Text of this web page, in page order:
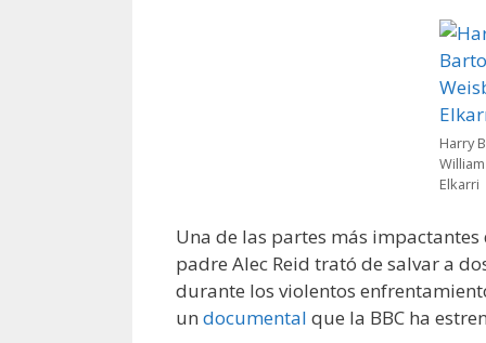
Harry
Elkarri
Una de las partes más
padre Alec Reid trató de salvar a
durante los violentos
un documental que la BBC ha